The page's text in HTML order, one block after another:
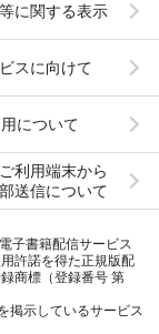
に関する表示
スに向けて
について
利用端末から
送信について
子書籍配信サービス
許諾を得た正規版配
商標（登録番号 第
掲示しているサービス